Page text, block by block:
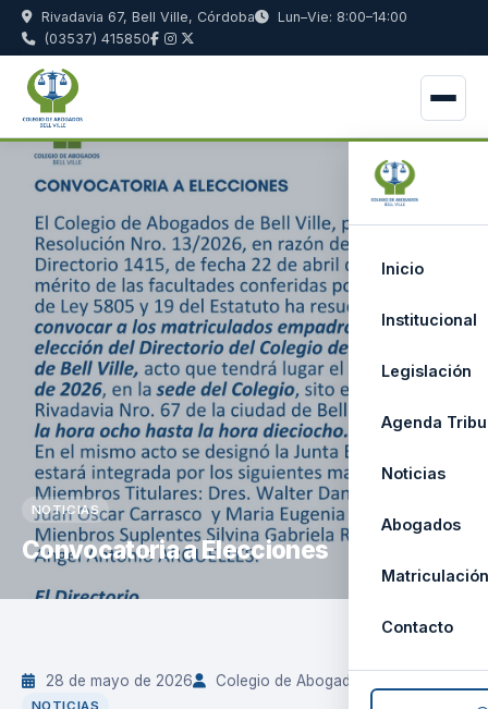
Rivadavia 67, Bell Ville, Córdoba
Lun–Vie: 8:00–14:00
(03537) 415850
Inicio
Institucional
Legislación
Agenda
Noticias
Abogados
Matriculación
Contacto
NOTICIAS
Convocatoria a Elecciones
28 de mayo de 2026 Colegio de Abogados Bell Ville